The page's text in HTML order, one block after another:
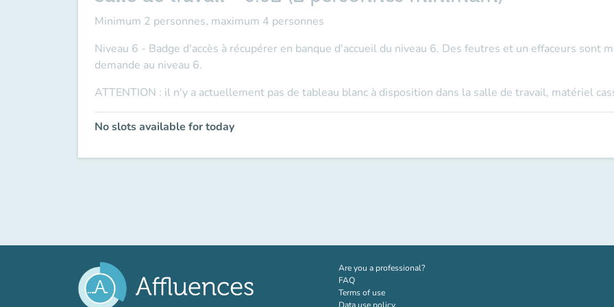
Minimum 2 personnes, maximum 4 personnes
Niveau 6 - Badge d'accès à récupérer en banque d'accueil du niveau 6. Des feutres et un effaceurs sont
demande au niveau 6.
ATTENTION : il n'y a actuellement pas de tableau blanc à disposition dans la salle de travail, matériel
No slots available for today
Are you a professional?(new tab)
FAQ
Terms of use